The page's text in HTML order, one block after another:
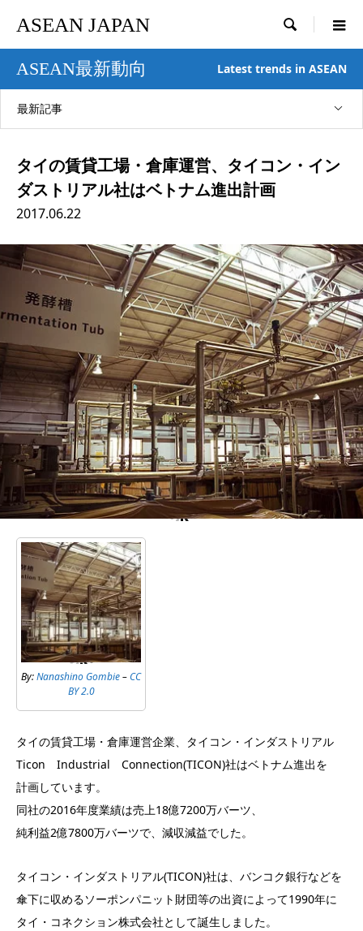
ASEAN JAPAN 
ASEAN最新動向 Latest trends in ASEAN
最新記事
タイの賃貸工場・倉庫運営、タイコン・イン
ダストリアル社はベトナム進出計画
2017.06.22
By:Nanashino Gombie–CC
BY 2.0
タイの賃貸工場・倉庫運営企業、タイコン・インダストリアル
Ticon Industrial Connection(TICON)社はベトナム進出を
計画しています。
同社の2016年度業績は売上18億7200万バーツ、
純利益2億7800万バーツで、減収減益でした。
タイコン・インダストリアル(TICON)社は、バンコク銀行などを
傘下に収めるソーポンパニット財団等の出資によって1990年に
タイ・コネクション株式会社として誕生しました。